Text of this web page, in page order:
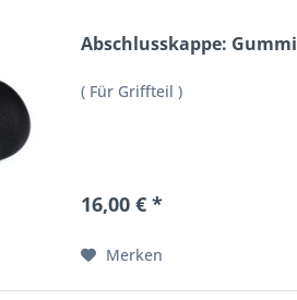
Abschlusskappe: Gummi
( Für Griffteil )
16,00 € *
Merken